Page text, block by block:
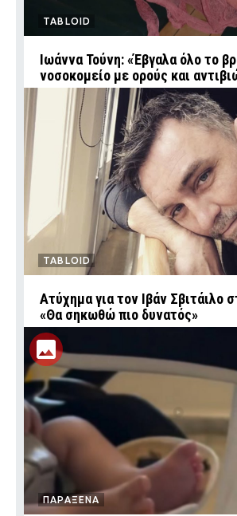
TABLOID
Ιωάννα Τούνη: «Έβγαλα όλο το
νοσοκομείο με ορούς και
TABLOID
Ατύχημα για τον Ιβάν Σβιτάιλο
«Θα σηκωθώ πιο δυνατός»
ΠΑΡΑΞΕΝΑ